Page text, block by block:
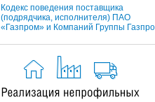
Кодекс поведения поставщика
(подрядчика, исполнителя) ПАО
«Газпром» и Компаний Группы